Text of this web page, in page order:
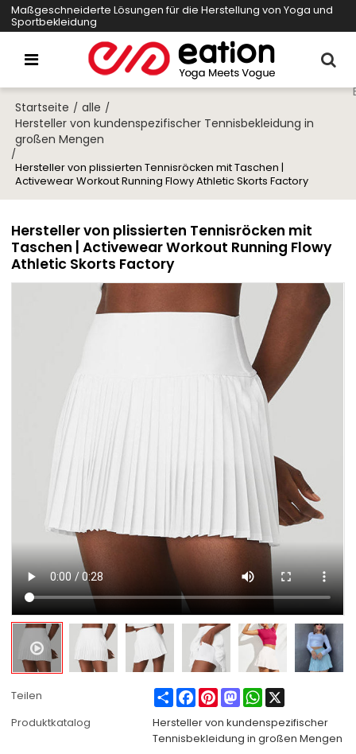
Maßgeschneiderte Lösungen für die Herstellung von Yoga und
Sportbekleidung
Startseite / alle /
Hersteller von kundenspezifischer Tennisbekleidung in
großen Mengen
/
Hersteller von plissierten Tennisröcken mit Taschen |
Activewear Workout Running Flowy Athletic Skorts Factory
Hersteller von plissierten Tennisröcken mit
Taschen | Activewear Workout Running Flowy
Athletic Skorts Factory
Teilen ShareFacebook
PinterestMastodonWhatsApp
Produktkatalog
Hersteller von kundenspezifischer
Tennisbekleidung in großen Mengen